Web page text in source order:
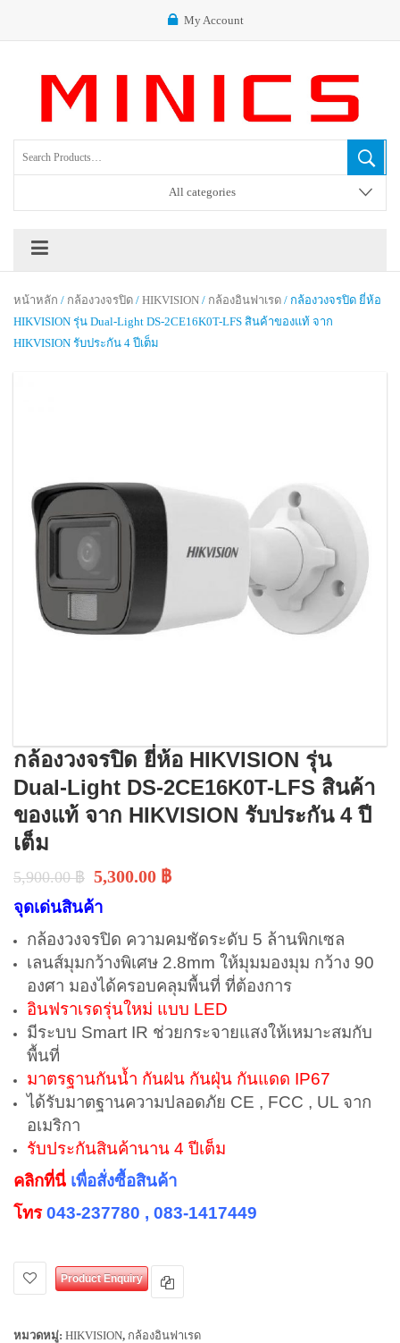
My Account
All categories
หน้าหลัก / กล้องวงจรปิด / HIKVISION / กล้องอินฟาเรด / กล้องวงจรปิด ยี่ห้อ
HIKVISION รุ่น Dual-Light DS-2CE16K0T-LFS สินค้าของแท้ จาก
HIKVISION รับประกัน 4 ปีเต็ม
กล้องวงจรปิด ยี่ห้อ HIKVISION รุ่น
Dual-Light DS-2CE16K0T-LFS สินค้า
ของแท้ จาก HIKVISION รับประกัน 4 ปี
เต็ม
5,900.00฿ 5,300.00 ฿
จุดเด่นสินค้า
กล้องวงจรปิด ความคมชัดระดับ 5 ล้านพิกเซล
เลนส์มุมกว้างพิเศษ 2.8mm ให้มุมมองมุม กว้าง 90
องศา มองได้ครอบคลุมพื้นที่ ที่ต้องการ
อินฟราเรดรุ่นใหม่ แบบ LED
มีระบบ Smart IR ช่วยกระจายแสงให้เหมาะสมกับ
พื้นที่
มาตรฐานกันน้ำ กันฝน กันฝุ่น กันแดด IP67
ได้รับมาตฐานความปลอดภัย CE , FCC , UL จาก
อเมริกา
รับประกันสินค้านาน 4 ปีเต็ม
คลิกที่นี่ เพื่อสั่งซื้อสินค้า
โทร043-237780 , 083-1417449
Product Enquiry
หมวดหมู่: HIKVISION, กล้องอินฟาเรด